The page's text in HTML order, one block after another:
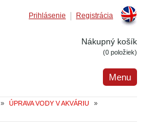
Registrácia
Prihlásenie
Nákupný košík
(0 položiek)
Menu
» ÚPRAVA VODY V AKVÁRIU
»